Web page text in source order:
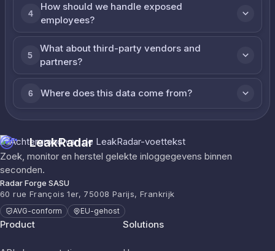
4
How should we handle exposed
employees?
5
What about third-party vendors and
partners?
6 Where does this data come from?
LeakRadar
Zoek, monitor en herstel gelekte inloggegevens binnen
seconden.
Radar Forge SASU
60 rue François 1er, 75008 Parijs, Frankrijk
AVG-conform EU-gehost
Product Solutions